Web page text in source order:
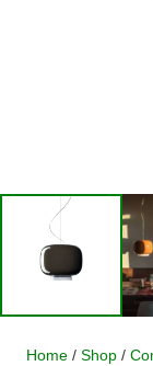
Home / Shop /